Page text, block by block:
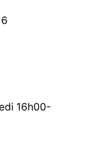
16h00-